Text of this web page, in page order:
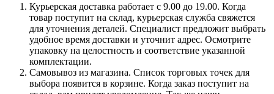
Курьерская доставка работает с 9.00 до 19.00. Когда
товар поступит на склад, курьерская служба свяжется
для уточнения деталей. Специалист предложит выбрать
удобное время доставки и уточнит адрес. Осмотрите
упаковку на целостность и соответствие указанной
комплектации.
Самовывоз из магазина. Список торговых точек для
выбора появится в корзине. Когда заказ поступит на